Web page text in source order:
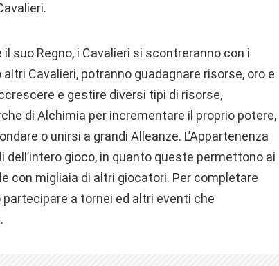
suo Regno, i Cavalieri si scontreranno con i
Cavalieri, potranno guadagnare risorse, oro e
e gestire diversi tipi di risorse,
di Alchimia per incrementare il proprio potere,
o unirsi a grandi Alleanze. L’Appartenenza
gioco, in quanto queste permettono ai
con migliaia di altri giocatori. Per completare
partecipare a tornei ed altri eventi che